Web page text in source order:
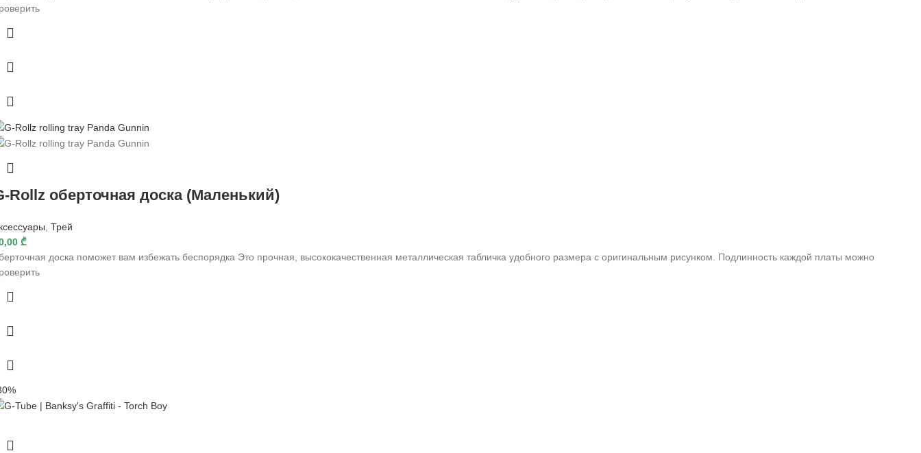
Rollz оберточная доска (Маленький)
Трей
₾
доска поможет вам избежать беспорядка Это прочная, высококачественная металлическая табличка удобного размера с оригинальным рисунком. Подлинность каждой платы можно